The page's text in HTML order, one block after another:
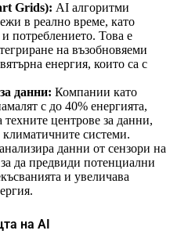
Grids): AI алгоритми
в реално време, като
потреблението. Това е
на възобновяеми
енергия, които са с
данни: Компании като
с до 40% енергията,
центрове за данни,
системи.
данни от сензори на
да предвиди потенциални
и увеличава
на AI